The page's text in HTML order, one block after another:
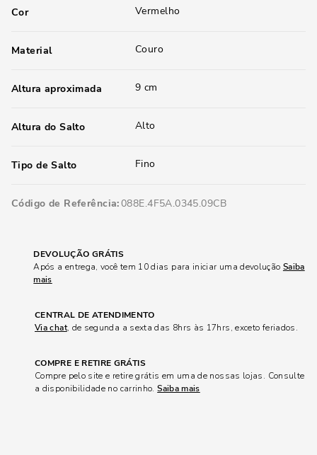
Cor Vermelho
Material Couro
Altura aproximada 9 cm
Altura do Salto Alto
Tipo de Salto Fino
Código de Referência 088E.4F5A.0345.09CB
DEVOLUÇÃO GRÁTIS
Após a entrega, você tem 10 dias para iniciar uma devolução Saiba
mais
CENTRAL DE ATENDIMENTO
Via chat, de segunda a sexta das 8hrs às 17hrs, exceto feriados.
COMPRE E RETIRE GRÁTIS
Compre pelo site e retire grátis em uma de nossas lojas. Consulte
a disponibilidade no carrinho.Saiba mais